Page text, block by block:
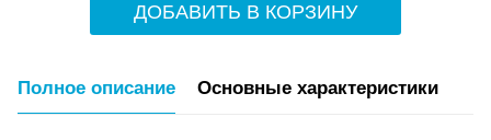
ДОБАВИТЬ В КОРЗИНУ
Полное описание Основные характеристики